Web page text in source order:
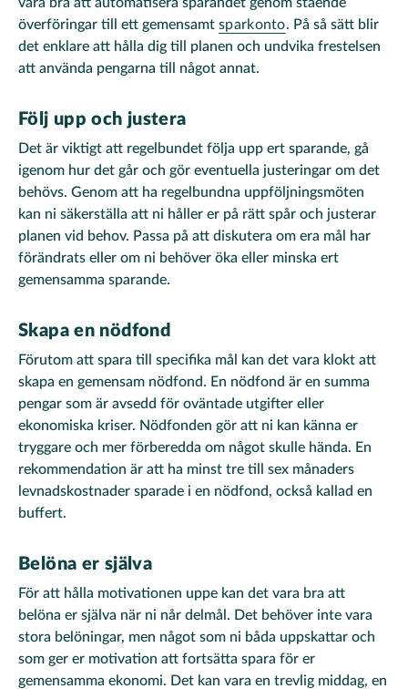
överföringar till ett gemensamt sparkonto. På så sätt blir
det enklare att hålla dig till planen och undvika frestelsen
att använda pengarna till något annat.
Följ upp och justera
Det är viktigt att regelbundet följa upp ert sparande, gå
igenom hur det går och gör eventuella justeringar om det
behövs. Genom att ha regelbundna uppföljningsmöten
kan ni säkerställa att ni håller er på rätt spår och justerar
planen vid behov. Passa på att diskutera om era mål har
förändrats eller om ni behöver öka eller minska ert
gemensamma sparande.
Skapa en nödfond
Förutom att spara till specifika mål kan det vara klokt att
skapa en gemensam nödfond. En nödfond är en summa
pengar som är avsedd för oväntade utgifter eller
ekonomiska kriser. Nödfonden gör att ni kan känna er
tryggare och mer förberedda om något skulle hända. En
rekommendation är att ha minst tre till sex månaders
levnadskostnader sparade i en nödfond, också kallad en
buffert.
Belöna er själva
För att hålla motivationen uppe kan det vara bra att
belöna er själva när ni når delmål. Det behöver inte vara
stora belöningar, men något som ni båda uppskattar och
som ger er motivation att fortsätta spara för er
gemensamma ekonomi. Det kan vara en trevlig middag, en